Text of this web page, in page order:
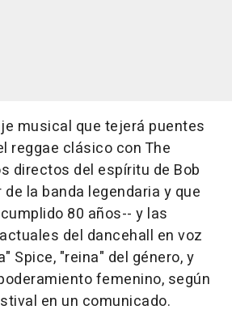
musical que tejerá puentes
reggae clásico con The
directos del espíritu de Bob
la banda legendaria y que
80 años-- y las
del dancehall en voz
Spice, "reina" del género, y
femenino, según
en un comunicado.